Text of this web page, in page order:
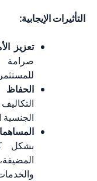
اتباع
صرامة يضمن سلامة
للمستثمرين الجدد الثقة
الحفاظ على التفرد
التكاليف المرتفعة
الجنسية التي تم
المساهمات الاقتصادية:
بشكل كبير في
المضيفة، مما يؤدي